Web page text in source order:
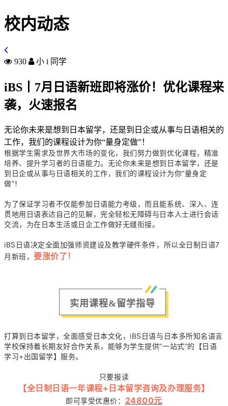
校内动态
930 小 i 同学
iBS丨7月日语新班即将涨价！优化课程来
袭，火速报名
无论你未来是想到日本留学，还是到日企或从事与日语相关的
工作，我们的课程设计为你“量身定做”！
根据学生需求及世界大市场的变化，我们努力做到优化课程，精准
培养、提升学习者的日语能力。无论你未来是想到日本留学，还是
到日企或从事与日语相关的工作，我们的课程设计为你“量身定
做”！
为了保证学习者不仅能参加日语能力考级，而且能系统、深入、连
贯地用日语表达自己的见解，完全轻松无障碍与日本人士进行会话
交流，为在日本生活或日企工作做好无缝衔接。
iBS日语决定全面加强师资建设及教学硬件条件，所以全日制日语7
月新班， 要涨价了！
实用课程&留学指导
打算到日本留学，全面感受日本文化，iBS日语与日本多所知名语言
学校保持着长期友好合作关系，能够为学生提供“一站式”的【日语
学习+出国留学】服务。
只要报读
【全日制日语一年课程+日本留学咨询及办理服务】
即可享受优惠价： 24800元